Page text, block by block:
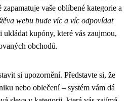
vaše oblíbené kategorie a
webu bude víc a víc odpovídat
ukládat kupóny, které vás zaujmou,
obchodů.
si upozornění. Představte si, že
nebo oblečení – systém vám dá